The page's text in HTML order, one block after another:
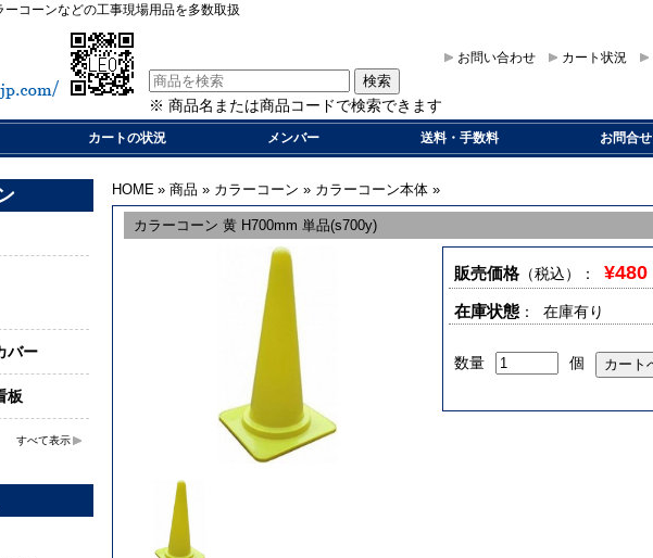
ーコーンなどの工事現場用品を多数取扱
カート状況
お問い合わせ
※ 商品名または商品コードで検索できます
カートの状況 メンバー 送料・手数料 お問合せ
バー
板
すべて表示
HOME » 商品 » カラーコーン » カラーコーン本体 »
カラーコーン 黄 H700mm 単品(s700y)
販売価格 （税込） ：¥480
在庫状態 ： 在庫有り
数量 個